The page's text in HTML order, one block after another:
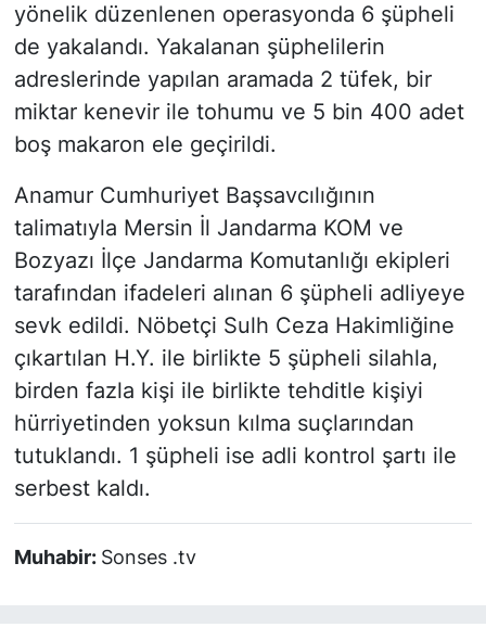
yönelik düzenlenen operasyonda 6 şüpheli
de yakalandı. Yakalanan şüphelilerin
adreslerinde yapılan aramada 2 tüfek, bir
miktar kenevir ile tohumu ve 5 bin 400 adet
boş makaron ele geçirildi.
Anamur Cumhuriyet Başsavcılığının
talimatıyla Mersin İl Jandarma KOM ve
Bozyazı İlçe Jandarma Komutanlığı ekipleri
tarafından ifadeleri alınan 6 şüpheli adliyeye
sevk edildi. Nöbetçi Sulh Ceza Hakimliğine
çıkartılan H.Y. ile birlikte 5 şüpheli silahla,
birden fazla kişi ile birlikte tehditle kişiyi
hürriyetinden yoksun kılma suçlarından
tutuklandı. 1 şüpheli ise adli kontrol şartı ile
serbest kaldı.
Muhabir: Sonses .tv